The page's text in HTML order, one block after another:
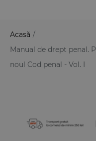
Acasă /
Manual de drept penal.
noul Cod penal - Vol. I